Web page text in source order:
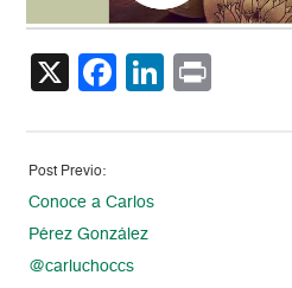
X Facebook
LinkedIn
Post Previo:
Conoce a Carlos
Pérez González
@carluchoccs